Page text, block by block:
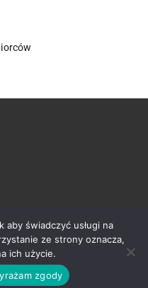
Północnej Wielkopolski
aby świadczyć usługi na
ze strony oznacza,
ich użycie.
zgody